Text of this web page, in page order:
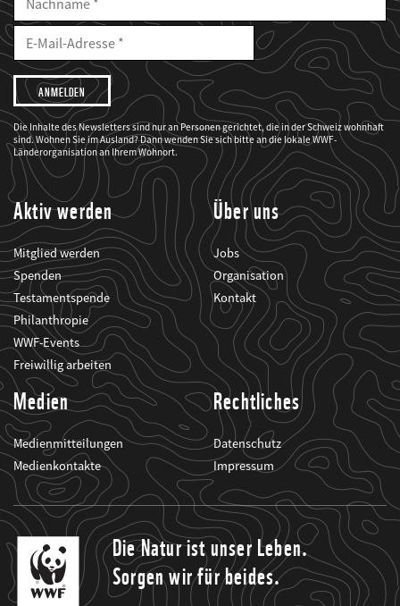
Nachname
E-
Mailadresse
E-
Adresse
Ich
möchte,
dass
der
WWF
mich
über
seine
Projekte
informiert.
Die Inhalte des Newsletters sind nur an Personen gerichtet, die in der Schweiz wohnhaft
sind. Wohnen Sie im Ausland? Dann wenden Sie sich bitte an die lokale WWF-
Länderorganisation an Ihrem Wohnort.
Aktiv werden
Mitglied werden
Spenden
Testamentspende
Philanthropie
WWF-Events
Freiwillig arbeiten
Über uns
Jobs
Organisation
Kontakt
Medien
Medienmitteilungen
Medienkontakte
Rechtliches
Datenschutz
Impressum
Die Natur ist unser Leben.
Sorgen wir für beides.